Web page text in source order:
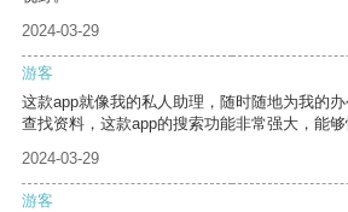
2024-03-29
游客
这款app就像我的私人助理，随时随地为我的
查找资料，这款app的搜索功能非常强大，能够
2024-03-29
游客